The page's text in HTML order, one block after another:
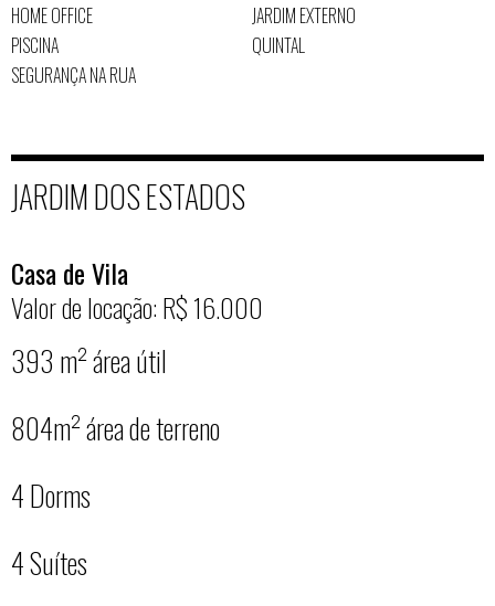
HOME OFFICE
JARDIM EXTERNO
PISCINA
QUINTAL
SEGURANÇA NA RUA
JARDIM DOS ESTADOS
Casa de Vila
Valor de locação: R$ 16.000
393 m² área útil
804m² área de terreno
4 Dorms
4 Suítes